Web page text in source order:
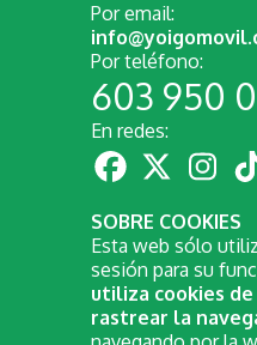
Por email:
Por teléfono:
603 950
En redes:
SOBRE COOKIES
Esta web sólo
sesión para su
utiliza cookies
rastrear la